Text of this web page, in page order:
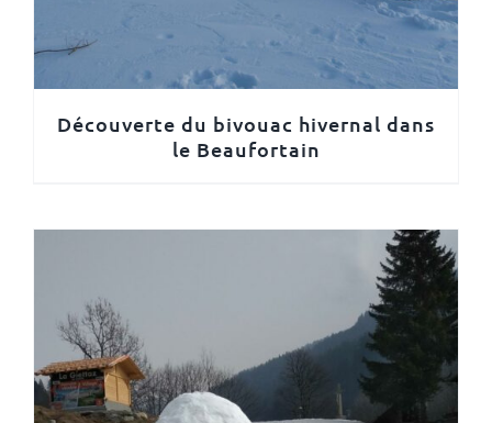
Découverte du bivouac hivernal dans
le Beaufortain